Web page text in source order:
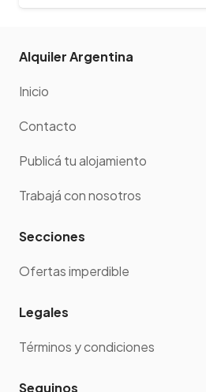
Alquiler Argentina
Inicio
Contacto
Publicá tu alojamiento
Trabajá con nosotros
Secciones
Ofertas imperdible
Legales
Términos y condiciones
Seguinos